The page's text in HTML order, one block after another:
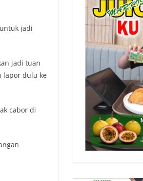
jadi
jadi tuan
lapor dulu ke
cabor di